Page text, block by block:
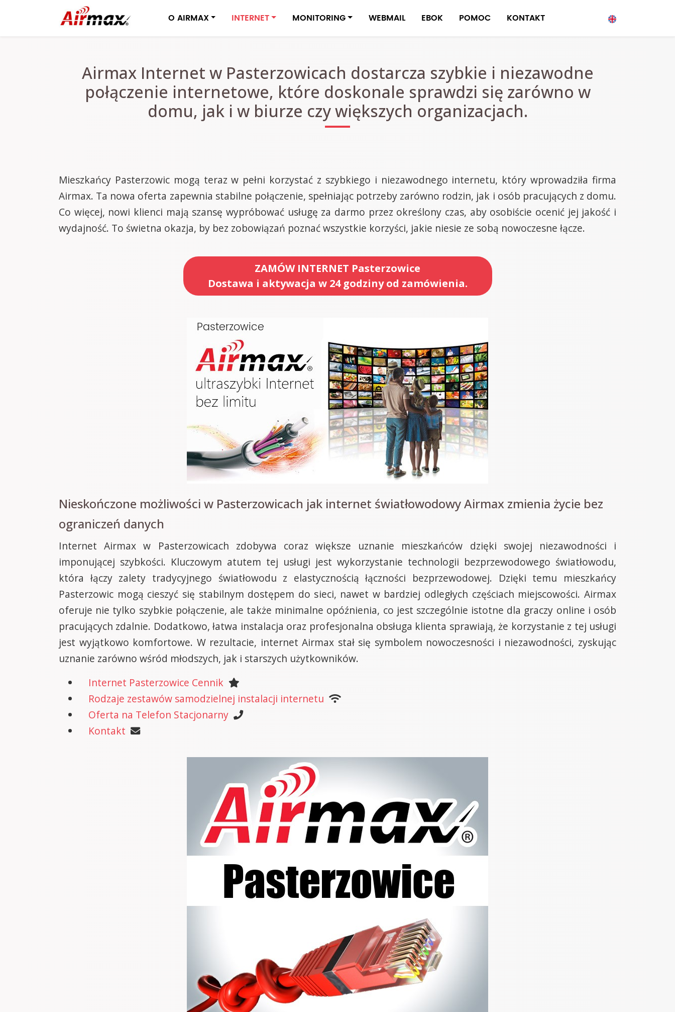
O AIRMAX INTERNET MONITORING WEBMAIL EBOK POMOC KONTAKT
Airmax Internet w Pasterzowicach dostarcza szybkie i niezawodne
połączenie internetowe, które doskonale sprawdzi się zarówno w
domu, jak i w biurze czy większych organizacjach.
Mieszkańcy Pasterzowic mogą teraz w pełni korzystać z szybkiego i niezawodnego internetu, który wprowadziła firma
Airmax. Ta nowa oferta zapewnia stabilne połączenie, spełniając potrzeby zarówno rodzin, jak i osób pracujących z domu.
Co więcej, nowi klienci mają szansę wypróbować usługę za darmo przez określony czas, aby osobiście ocenić jej jakość i
wydajność. To świetna okazja, by bez zobowiązań poznać wszystkie korzyści, jakie niesie ze sobą nowoczesne łącze.
ZAMÓW INTERNET Pasterzowice
Dostawa i aktywacja w 24 godziny od zamówienia.
Nieskończone możliwości w Pasterzowicach jak internet światłowodowy Airmax zmienia życie bez
ograniczeń danych
Internet Airmax w Pasterzowicach zdobywa coraz większe uznanie mieszkańców dzięki swojej niezawodności i
imponującej szybkości. Kluczowym atutem tej usługi jest wykorzystanie technologii bezprzewodowego światłowodu,
która łączy zalety tradycyjnego światłowodu z elastycznością łączności bezprzewodowej. Dzięki temu mieszkańcy
Pasterzowic mogą cieszyć się stabilnym dostępem do sieci, nawet w bardziej odległych częściach miejscowości. Airmax
oferuje nie tylko szybkie połączenie, ale także minimalne opóźnienia, co jest szczególnie istotne dla graczy online i osób
pracujących zdalnie. Dodatkowo, łatwa instalacja oraz profesjonalna obsługa klienta sprawiają, że korzystanie z tej usługi
jest wyjątkowo komfortowe. W rezultacie, internet Airmax stał się symbolem nowoczesności i niezawodności, zyskując
uznanie zarówno wśród młodszych, jak i starszych użytkowników.
Internet Pasterzowice Cennik
Rodzaje zestawów samodzielnej instalacji internetu
Oferta na Telefon Stacjonarny
Kontakt